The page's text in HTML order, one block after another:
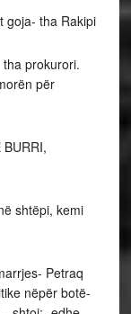
goja- tha Rakipi
prokurori.
për
BURRI,
shtëpi, kemi
Petraq
nëpër botë-